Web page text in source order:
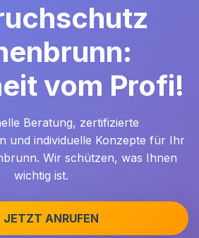
vom Profi!
Beratung, zertifizierte
und individuelle Konzepte für Ihr
Wir schützen, was Ihnen
wichtig ist.
JETZT ANRUFEN